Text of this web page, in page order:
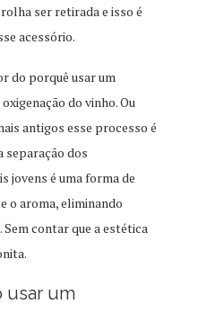
ser retirada e isso é
acessório.
do porquê usar um
do vinho. Ou
antigos esse processo é
separação dos
jovens é uma forma de
o aroma, eliminando
Sem contar que a estética
usar um